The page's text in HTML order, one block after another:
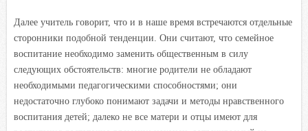
Далее учитель говорит, что и в наше время встречаются отдельные
сторонники подобной тенденции. Они считают, что семейное
воспитание необходимо заменить общественным в силу
следующих обстоятельств: многие родители не обладают
необходимыми педагогическими способностями; они
недостаточно глубоко понимают задачи и методы нравственного
воспитания детей; далеко не все матери и отцы имеют для